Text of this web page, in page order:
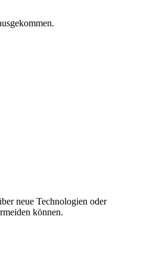
neue Technologien oder
können.